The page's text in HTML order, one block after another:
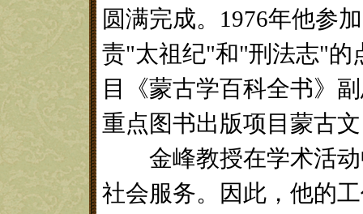
圆满完成。1976年他参
责"太祖纪"和"刑法志"的
目《蒙古学百科全书》
重点图书出版项目蒙古
金峰教授在学术活动
社会服务。因此，他的